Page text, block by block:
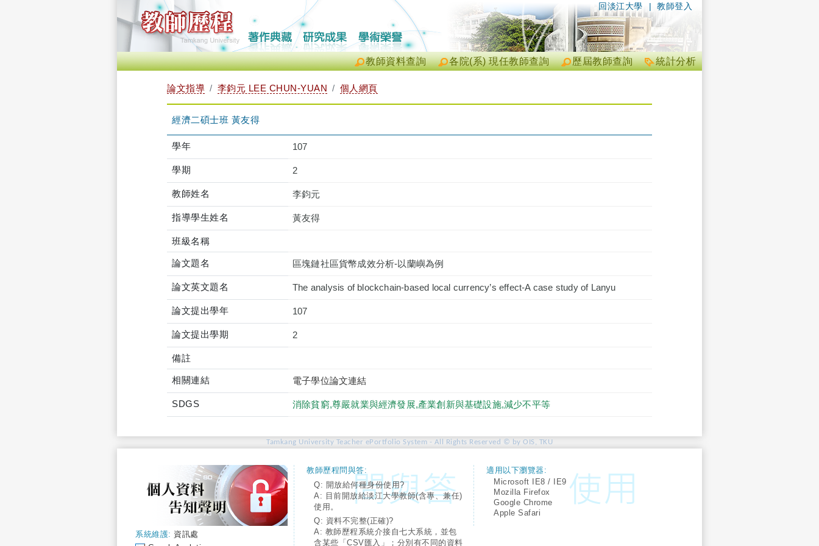
| 教師登入
回淡江大學
統計分析
歷屆教師查詢
各院(系) 現任教師查詢
教師資料查詢
論文指導 李鈞元 LEE CHUN-YUAN 個人網頁
經濟二碩士班 黃友得
學年 107
學期 2
教師姓名 李鈞元
指導學生姓名 黃友得
班級名稱
論文題名 區塊鏈社區貨幣成效分析-以蘭嶼為例
論文英文題名 The analysis of blockchain-based local currency’s effect-A case study of Lanyu
論文提出學年 107
論文提出學期 2
備註
相關連結 電子學位論文連結
SDGS 消除貧窮,尊嚴就業與經濟發展,產業創新與基礎設施,減少不平等
Tamkang University Teacher ePortfolio System - All Rights Reserved © by OIS, TKU
系統維護: 資訊處
教師歷程問與答:
Q: 開放給何種身份使用?
A: 目前開放給淡江大學教師(含專、兼任)
使用。
Q: 資料不完整(正確)?
A: 教師歷程系統介接自七大系統，並包
含某些「CSV匯入」；分別有不同的資料
適用以下瀏覽器:
Microsoft IE8 / IE9
Mozilla Firefox
Google Chrome
Apple Safari